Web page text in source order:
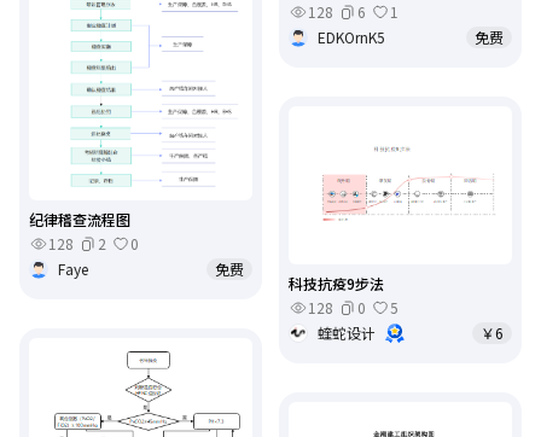
128
6
1
EDKOrnK5
免费
纪律稽查流程图
128
2
0
Faye
免费
科技抗疫9步法
128
0
5
蝰蛇设计
￥6